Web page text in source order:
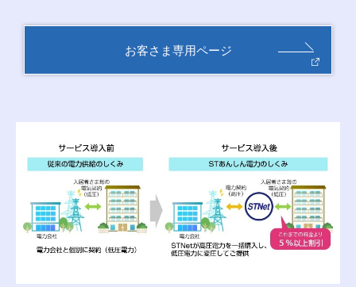
お客さま専用ページ